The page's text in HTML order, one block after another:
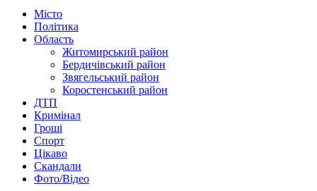
Місто
Політика
Область
Житомирський район
Бердичівський район
Звягельський район
Коростенський район
ДТП
Кримінал
Гроші
Спорт
Цікаво
Скандали
Фото/Відео